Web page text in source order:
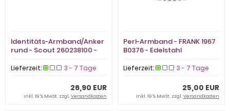
Identitäts-Armband/Anker
rund - Scout 260238100 -
Email
Lieferzeit: 3 - 7 Tage
26,90 EUR
inkl. 19 % MwSt. zzgl.Versandkosten
Perl-Armband - FRANK 1967
B0376 - Edelstahl
Lieferzeit: 3 - 7 Tage
25,00 EUR
inkl. 19 % MwSt. zzgl.Versandkosten